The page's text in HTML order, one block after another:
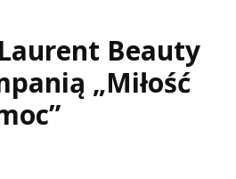
Beauty
„Miłość